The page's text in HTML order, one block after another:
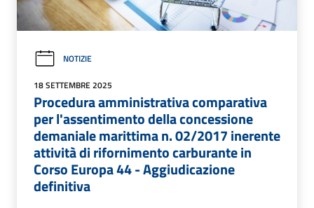
NOTIZIE
18 SETTEMBRE 2025
Procedura amministrativa comparativa
per l'assentimento della concessione
demaniale marittima n. 02/2017 inerente
attività di rifornimento carburante in
Corso Europa 44 - Aggiudicazione
definitiva